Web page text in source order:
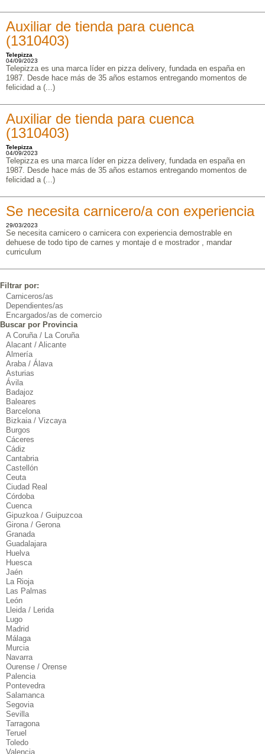
Auxiliar de tienda para cuenca
(1310403)
Telepizza
04/09/2023
Telepizza es una marca líder en pizza delivery, fundada en españa en
1987. Desde hace más de 35 años estamos entregando momentos de
felicidad a (...)
Auxiliar de tienda para cuenca
(1310403)
Telepizza
04/09/2023
Telepizza es una marca líder en pizza delivery, fundada en españa en
1987. Desde hace más de 35 años estamos entregando momentos de
felicidad a (...)
Se necesita carnicero/a con experiencia
29/03/2023
Se necesita carnicero o carnicera con experiencia demostrable en
dehuese de todo tipo de carnes y montaje d e mostrador , mandar
curriculum
Filtrar por:
Carniceros/as
Dependientes/as
Encargados/as de comercio
Buscar por Provincia
A Coruña / La Coruña
Alacant / Alicante
Almería
Araba / Álava
Asturias
Ávila
Badajoz
Baleares
Barcelona
Bizkaia / Vizcaya
Burgos
Cáceres
Cádiz
Cantabria
Castellón
Ceuta
Ciudad Real
Córdoba
Cuenca
Gipuzkoa / Guipuzcoa
Girona / Gerona
Granada
Guadalajara
Huelva
Huesca
Jaén
La Rioja
Las Palmas
León
Lleida / Lerida
Lugo
Madrid
Málaga
Murcia
Navarra
Ourense / Orense
Palencia
Pontevedra
Salamanca
Segovia
Sevilla
Tarragona
Teruel
Toledo
Valencia